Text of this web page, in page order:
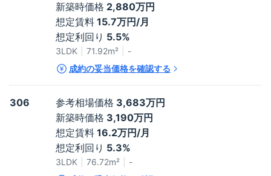
新築時価格 2,880万円
想定賃料 15.7万円/月
想定利回り 5.5%
3LDK 71.92m²
-
成約の妥当価格を確認する
306 参考相場価格 3,683万円
新築時価格 3,190万円
想定賃料 16.2万円/月
想定利回り 5.3%
3LDK 76.72m²
-